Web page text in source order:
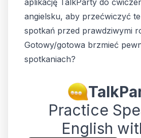
aplikację TalkParty do
angielsku, aby przećwiczyć
spotkań przed prawdziwymi
Gotowy/gotowa brzmieć
spotkaniach?
Practice
English